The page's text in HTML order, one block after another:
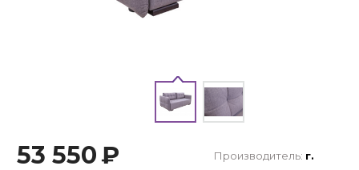
53 550₽ Производитель: г.